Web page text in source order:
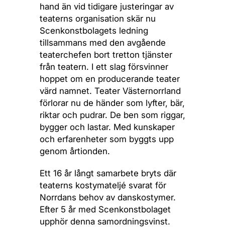
hand än vid tidigare justeringar av
teaterns organisation skär nu
Scenkonstbolagets ledning
tillsammans med den avgående
teaterchefen bort tretton tjänster
från teatern. I ett slag försvinner
hoppet om en producerande teater
värd namnet. Teater Västernorrland
förlorar nu de händer som lyfter, bär,
riktar och pudrar. De ben som riggar,
bygger och lastar. Med kunskaper
och erfarenheter som byggts upp
genom årtionden.
Ett 16 år långt samarbete bryts där
teaterns kostymateljé svarat för
Norrdans behov av danskostymer.
Efter 5 år med Scenkonstbolaget
upphör denna samordningsvinst.